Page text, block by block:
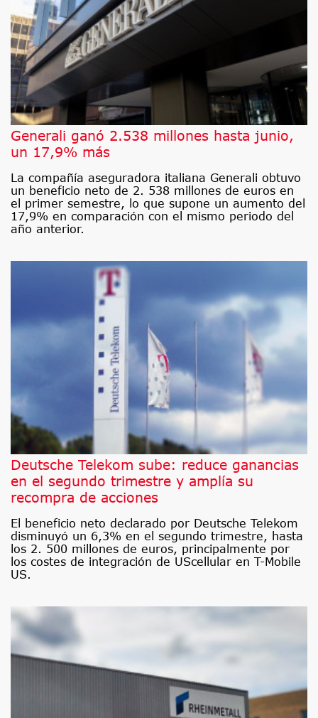
Generali ganó 2.538 millones hasta junio,
un 17,9% más
La compañía aseguradora italiana Generali obtuvo
un beneficio neto de 2. 538 millones de euros en
el primer semestre, lo que supone un aumento del
17,9% en comparación con el mismo periodo del
año anterior.
Deutsche Telekom sube: reduce ganancias
en el segundo trimestre y amplía su
recompra de acciones
El beneficio neto declarado por Deutsche Telekom
disminuyó un 6,3% en el segundo trimestre, hasta
los 2. 500 millones de euros, principalmente por
los costes de integración de UScellular en T-Mobile
US.